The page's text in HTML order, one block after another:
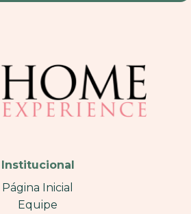
Institucional
Página Inicial
Equipe